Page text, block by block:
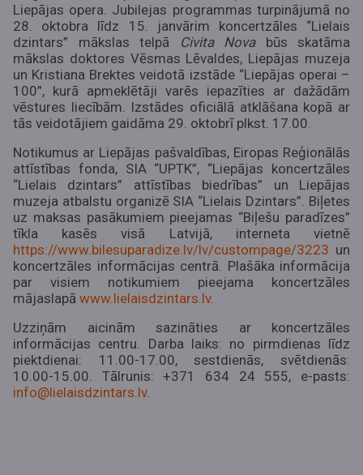
Liepājas opera. Jubilejas programmas turpinājumā no
28. oktobra līdz 15. janvārim koncertzāles “Lielais
dzintars” mākslas telpā
Civita Nova
būs skatāma
mākslas doktores Vēsmas Lēvaldes, Liepājas muzeja
un Kristiana Brektes veidotā izstāde “Liepājas operai –
100”, kurā apmeklētāji varēs iepazīties ar dažādām
vēstures liecībām. Izstādes oficiālā atklāšana kopā ar
tās veidotājiem gaidāma 29. oktobrī plkst. 17.00.
Notikumus ar Liepājas pašvaldības, Eiropas Reģionālās
attīstības fonda, SIA “UPTK”, “Liepājas koncertzāles
“Lielais dzintars” attīstības biedrības” un Liepājas
muzeja atbalstu organizē SIA “Lielais Dzintars”. Biļetes
uz maksas pasākumiem pieejamas “Biļešu paradīzes”
tīkla kasēs visā Latvijā, interneta vietnē
https://www.bilesuparadize.lv/lv/custompage/3223 un
koncertzāles informācijas centrā. Plašāka informācija
par visiem notikumiem pieejama koncertzāles
mājaslapā www.lielaisdzintars.lv.
Uzziņām aicinām sazināties ar koncertzāles
informācijas centru. Darba laiks: no pirmdienas līdz
piektdienai: 11.00-17.00, sestdienās, svētdienās:
10.00-15.00. Tālrunis: +371 634 24 555, e-pasts:
info@lielaisdzintars.lv.